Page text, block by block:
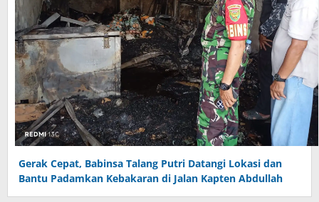
Gerak Cepat, Babinsa Talang Putri Datangi Lokasi dan
Bantu Padamkan Kebakaran di Jalan Kapten Abdullah